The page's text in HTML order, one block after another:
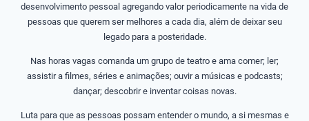
desenvolvimento pessoal agregando valor periodicamente na vida de
pessoas que querem ser melhores a cada dia, além de deixar seu
legado para a posteridade.
Nas horas vagas comanda um grupo de teatro e ama comer; ler;
assistir a filmes, séries e animações; ouvir a músicas e podcasts;
dançar; descobrir e inventar coisas novas.
Luta para que as pessoas possam entender o mundo, a si mesmas e